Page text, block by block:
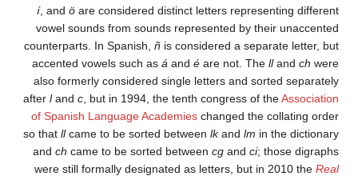
í, and ö are considered distinct letters representing different
vowel sounds from sounds represented by their unaccented
counterparts. In Spanish, ñ is considered a separate letter, but
accented vowels such as á and é are not. The lland ch were
also formerly considered single letters and sorted separately
after land c , but in 1994, the tenth congress of theAssociation
of Spanish Language Academies changed the collating order
so that llcame to be sorted between lkand lm in the dictionary
and ch came to be sorted between cg and ci; those digraphs
were still formally designated as letters, but in 2010 the Real